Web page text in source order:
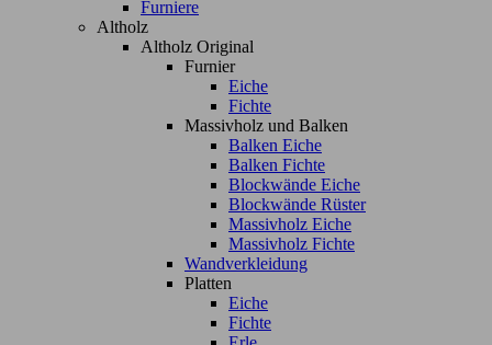
Furniere
Altholz
Altholz Original
Furnier
Eiche
Fichte
Massivholz und Balken
Balken Eiche
Balken Fichte
Blockwände Eiche
Blockwände Rüster
Massivholz Eiche
Massivholz Fichte
Wandverkleidung
Platten
Eiche
Fichte